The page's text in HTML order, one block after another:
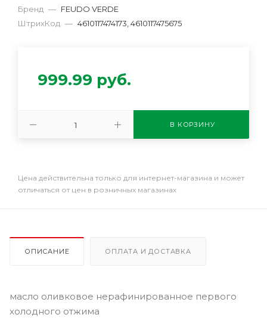
Бренд — FEUDO VERDE
ШтрихКод — 4610117474173, 4610117475675
999.99 руб.
В КОРЗИНУ
Цена действительна только для интернет-магазина и может
отличаться от цен в розничных магазинах
ОПИСАНИЕ ОПЛАТА И ДОСТАВКА
масло оливковое нерафинированное первого
холодного отжима